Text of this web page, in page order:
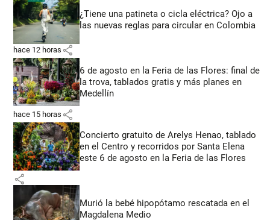
¿Tiene una patineta o cicla eléctrica? Ojo a
las nuevas reglas para circular en Colombia
hace 12 horas share
6 de agosto en la Feria de las Flores: final de
la trova, tablados gratis y más planes en
Medellín
hace 15 horas share
Concierto gratuito de Arelys Henao, tablado
en el Centro y recorridos por Santa Elena
este 6 de agosto en la Feria de las Flores
share
Murió la bebé hipopótamo rescatada en el
Magdalena Medio